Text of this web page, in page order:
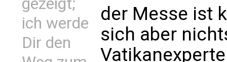
gezeigt;
ich werde
Dir den
der Messe ist
sich aber